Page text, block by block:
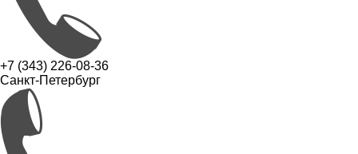
+7 (343) 226-08-36
Санкт-Петербург